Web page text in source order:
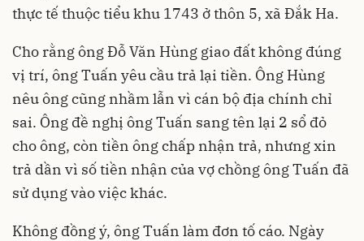
thực tế thuộc tiểu khu 1743 ở thôn 5, xã Đắk Ha.
Cho rằng ông Đỗ Văn Hùng giao đất không đúng
vị trí, ông Tuấn yêu cầu trả lại tiền. Ông Hùng
nêu ông cũng nhầm lẫn vì cán bộ địa chính chỉ
sai. Ông đề nghị ông Tuấn sang tên lại 2 sổ đỏ
cho ông, còn tiền ông chấp nhận trả, nhưng xin
trả dần vì số tiền nhận của vợ chồng ông Tuấn đã
sử dụng vào việc khác.
Không đồng ý, ông Tuấn làm đơn tố cáo. Ngày